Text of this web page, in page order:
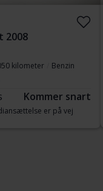
2008
kilometer
Benzin
Kommer snart
er på vej